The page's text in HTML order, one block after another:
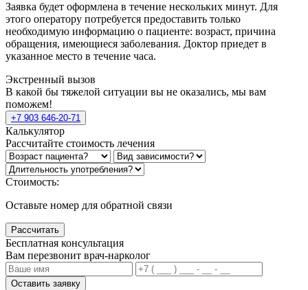
Заявка будет оформлена в течение нескольких минут. Для
этого оператору потребуется предоставить только
необходимую информацию о пациенте: возраст, причина
обращения, имеющиеся заболевания. Доктор приедет в
указанное место в течение часа.
Экстренный вызов
В какой бы тяжелой ситуации вы не оказались, мы вам
поможем!
+7 903 646-20-71
Калькулятор
Рассчитайте стоимость лечения
Стоимость:
Оставьте номер для обратной связи
Рассчитать
Бесплатная консультация
Вам перезвонит врач-нарколог
Оставить заявку